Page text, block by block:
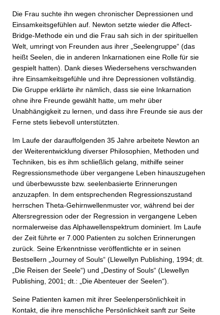
Die Frau suchte ihn wegen chronischer Depressionen und
Einsamkeitsgefühlen auf. Newton setzte wieder die Affect-
Bridge-Methode ein und die Frau sah sich in der spirituellen
Welt, umringt von Freunden aus ihrer „Seelengruppe“ (das
heißt Seelen, die in anderen Inkarnationen eine Rolle für sie
gespielt hatten). Dank dieses Wiedersehens verschwanden
ihre Einsamkeitsgefühle und ihre Depressionen vollständig.
Die Gruppe erklärte ihr nämlich, dass sie eine Inkarnation
ohne ihre Freunde gewählt hatte, um mehr über
Unabhängigkeit zu lernen, und dass ihre Freunde sie aus der
Ferne stets liebevoll unterstützten.
Im Laufe der darauffolgenden 35 Jahre arbeitete Newton an
der Weiterentwicklung diverser Philosophien, Methoden und
Techniken, bis es ihm schließlich gelang, mithilfe seiner
Regressionsmethode über vergangene Leben hinauszugehen
und überbewusste bzw. seelenbasierte Erinnerungen
anzuzapfen. In dem entsprechenden Regressionszustand
herrschen Theta-Gehirnwellenmuster vor, während bei der
Altersregression oder der Regression in vergangene Leben
normalerweise das Alphawellenspektrum dominiert. Im Laufe
der Zeit führte er 7.000 Patienten zu solchen Erinnerungen
zurück. Seine Erkenntnisse veröffentlichte er in seinen
Bestsellern „Journey of Souls“ (Llewellyn Publishing, 1994; dt.
„Die Reisen der Seele“) und „Destiny of Souls“ (Llewellyn
Publishing, 2001; dt.: „Die Abenteuer der Seelen“).
Seine Patienten kamen mit ihrer Seelenpersönlichkeit in
Kontakt, die ihre menschliche Persönlichkeit sanft zur Seite